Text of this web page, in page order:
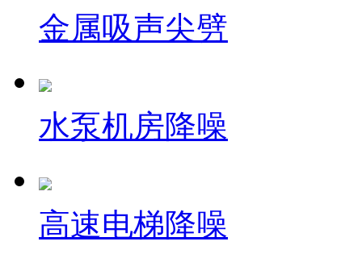
金属吸声尖劈
水泵机房降噪
高速电梯降噪